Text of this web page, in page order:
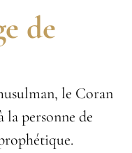
de
le Coran
la personne de